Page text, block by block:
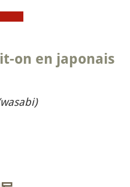
on en japonais